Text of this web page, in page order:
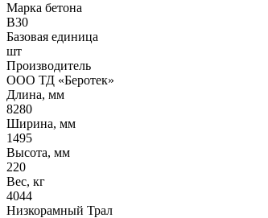
Марка бетона
B30
Базовая единица
шт
Производитель
ООО ТД «Беротек»
Длина, мм
8280
Ширина, мм
1495
Высота, мм
220
Вес, кг
4044
Низкорамный Трал